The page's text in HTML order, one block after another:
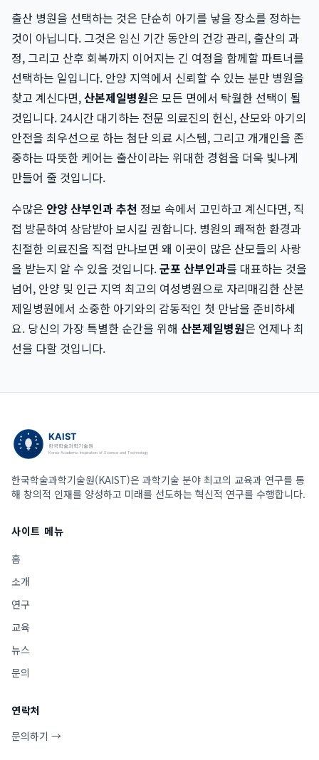
출산 병원을 선택하는 것은 단순히 아기를 낳을 장소를 정하는
것이 아닙니다. 그것은 임신 기간 동안의 건강 관리, 출산의 과
정, 그리고 산후 회복까지 이어지는 긴 여정을 함께할 파트너를
선택하는 일입니다. 안양 지역에서 신뢰할 수 있는 분만 병원을
찾고 계신다면,산본제일병원은 모든 면에서 탁월한 선택이 될
것입니다. 24시간 대기하는 전문 의료진의 헌신, 산모와 아기의
안전을 최우선으로 하는 첨단 의료 시스템, 그리고 개개인을 존
중하는 따뜻한 케어는 출산이라는 위대한 경험을 더욱 빛나게
만들어 줄 것입니다.
수많은 안양 산부인과 추천 정보 속에서 고민하고 계신다면, 직
접 방문하여 상담받아 보시길 권합니다. 병원의 쾌적한 환경과
친절한 의료진을 직접 만나보면 왜 이곳이 많은 산모들의 사랑
을 받는지 알 수 있을 것입니다.군포 산부인과를 대표하는 것을
넘어, 안양 및 인근 지역 최고의 여성병원으로 자리매김한 산본
제일병원에서 소중한 아기와의 감동적인 첫 만남을 준비하세
요. 당신의 가장 특별한 순간을 위해 산본제일병원은 언제나 최
선을 다할 것입니다.
한국학술과학기술원(KAIST)은 과학기술 분야 최고의 교육과 연구를 통
해 창의적 인재를 양성하고 미래를 선도하는 혁신적 연구를 수행합니다.
사이트 메뉴
홈
소개
연구
교육
뉴스
문의
연락처
문의하기 →